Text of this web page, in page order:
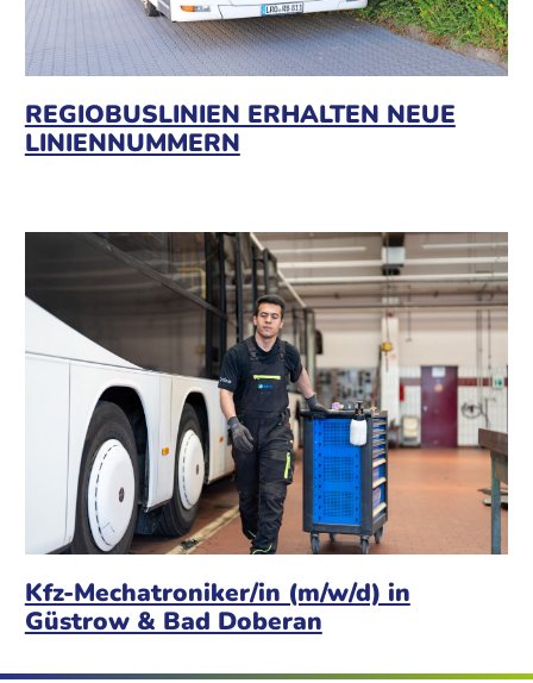
REGIOBUSLINIEN ERHALTEN NEUE
LINIENNUMMERN
Kfz-Mechatroniker/in (m/w/d) in
Güstrow & Bad Doberan